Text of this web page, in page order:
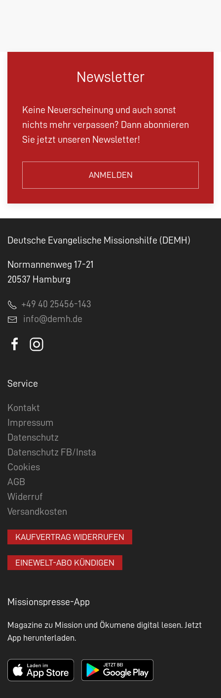
Newsletter
Keine Neuerscheinung und auch sonst
nichts mehr verpassen? Dann abonnieren
Sie jetzt unseren Newsletter!
ANMELDEN
Deutsche Evangelische Missionshilfe (DEMH)
Normannenweg 17-21
20537 Hamburg
+49 40 25456-143
info@demh.de
Service
Kontakt
Impressum
Datenschutz
Datenschutz FB/Insta
Cookies
AGB
Widerruf
Versandkosten
KAUFVERTRAG WIDERRUFEN
EINEWELT-ABO KÜNDIGEN
Missionspresse-App
Magazine zu Mission und Ökumene digital lesen. Jetzt
App herunterladen.